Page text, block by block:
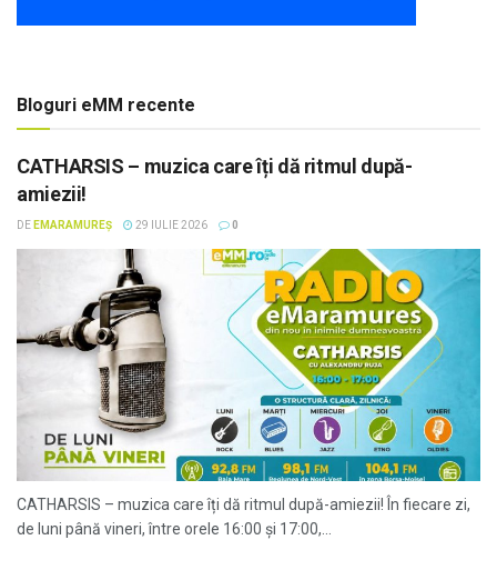
Bloguri eMM recente
CATHARSIS – muzica care îți dă ritmul după-
amiezii!
DE EMARAMUREȘ 29 IULIE 2026 0
CATHARSIS – muzica care îți dă ritmul după-amiezii! În fiecare zi,
de luni până vineri, între orele 16:00 și 17:00,...